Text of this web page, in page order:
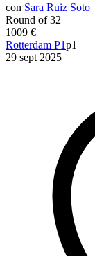
con Sara Ruiz Soto
Round of 32
1009 €
Rotterdam P1p1
29 sept 2025